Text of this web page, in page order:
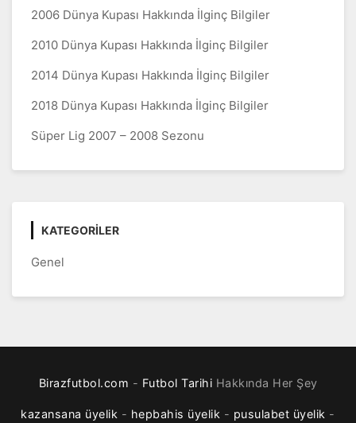
2006 Dünya Kupası Hakkında İlginç Bilgiler
2010 Dünya Kupası Hakkında İlginç Bilgiler
2014 Dünya Kupası Hakkında İlginç Bilgiler
2018 Dünya Kupası Hakkında İlginç Bilgiler
Süper Lig 2007 – 2008 Sezonu
KATEGORILER
Genel
Birazfutbol.com - Futbol Tarihi Hakkında Her Şey
kazansana üyelik - hepbahis üyelik - pusulabet üyelik -